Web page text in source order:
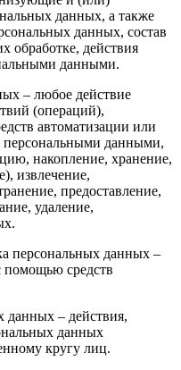
данных, а также
данных, состав
обработке, действия
данными.
– любое действие
(операций),
автоматизации или
персональными данными,
накопление, хранение,
извлечение,
предоставление,
удаление,
персональных данных –
помощью средств
данных – действия,
данных
кругу лиц.